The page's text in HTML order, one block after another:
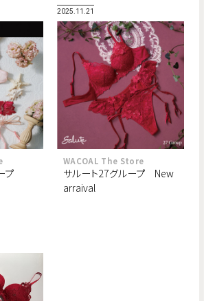
プ
2025.11.21
WACOAL The Store
サルート27グループ New
arraival